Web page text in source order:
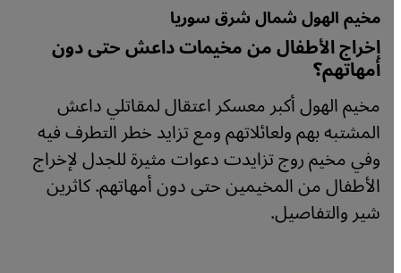
مخيم الهول شمال شرق سوريا
إخراج الأطفال من مخيمات داعش حتى دون
أمهاتهم؟
مخيم الهول أكبر معسكر اعتقال لمقاتلي داعش
المشتبه بهم ولعائلاتهم ومع تزايد خطر التطرف فيه
وفي مخيم روج تزايدت دعوات مثيرة للجدل لإخراج
الأطفال من المخيمين حتى دون أمهاتهم. كاثرين
شير والتفاصيل.